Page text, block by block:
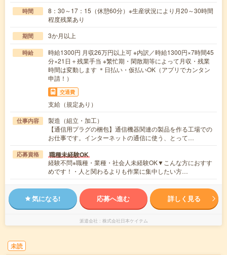
時間
8：30～17：15（休憩60分）※生産状況により月20～30時間
程度残業あり
期間 3か月以上
時給
時給1300円 月収26万円以上可 ※内訳／時給1300円×7時間45
分×21日＋残業手当 ※繁忙期・閑散期等によって月収・残業
時間は変動します ＊日払い・仮払いOK（アプリでカンタン
申請！）
交通費
支給（規定あり）
仕事内容
製造（組立・加工）
【通信用プラグの梱包】通信機器関連の製品を作る工場での
お仕事です。インターネットの通信に使う、とって…
応募資格 職種未経験OK
経験不問※職種・業種・社会人未経験OK▼こんな方におすす
めです！・人と関わるよりも作業に集中したい方…
気になる! 応募へ進む 詳しく見る
派遣会社 株式会社日本ケイテム
未読